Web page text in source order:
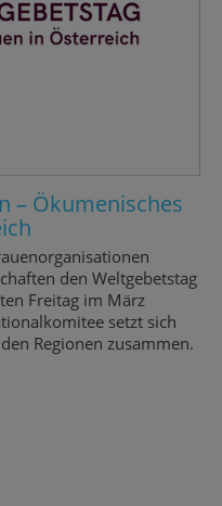
– Ökumenisches
den Weltgebetstag
Freitag im März
setzt sich
Regionen zusammen.